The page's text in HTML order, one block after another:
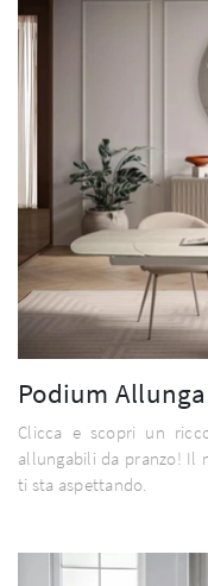
Podium
Clicca e scopri un
allungabili da pranzo! Il
ti sta aspettando.